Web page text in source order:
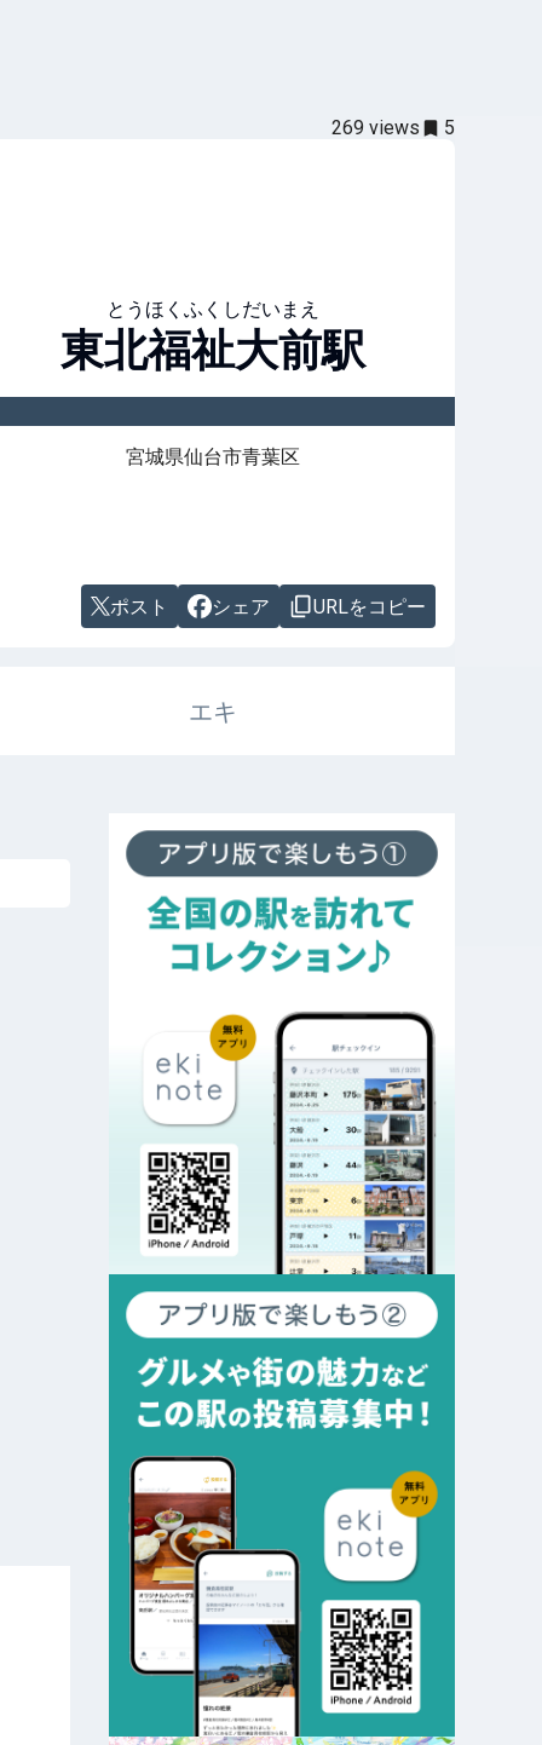
269 views 5
とうほくふくしだいまえ
東北福祉大前駅
宮城県仙台市青葉区
ポスト シェア URLをコピー
エキ